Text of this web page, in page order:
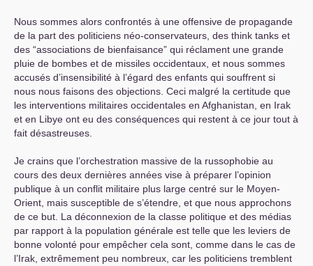
Nous sommes alors confrontés à une offensive de propagande
de la part des politiciens néo-conservateurs, des think tanks et
des “associations de bienfaisance” qui réclament une grande
pluie de bombes et de missiles occidentaux, et nous sommes
accusés d’insensibilité à l’égard des enfants qui souffrent si
nous nous faisons des objections. Ceci malgré la certitude que
les interventions militaires occidentales en Afghanistan, en Irak
et en Libye ont eu des conséquences qui restent à ce jour tout à
fait désastreuses.
Je crains que l’orchestration massive de la russophobie au
cours des deux dernières années vise à préparer l’opinion
publique à un conflit militaire plus large centré sur le Moyen-
Orient, mais susceptible de s’étendre, et que nous approchons
de ce but. La déconnexion de la classe politique et des médias
par rapport à la population générale est telle que les leviers de
bonne volonté pour empêcher cela sont, comme dans le cas de
l’Irak, extrêmement peu nombreux, car les politiciens tremblent